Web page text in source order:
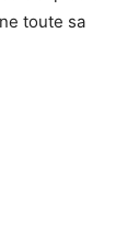
toute sa